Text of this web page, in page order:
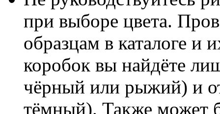
при выборе цвета.
образцам в каталоге и
коробок вы найдёте
чёрный или рыжий) и
тёмный). Также может